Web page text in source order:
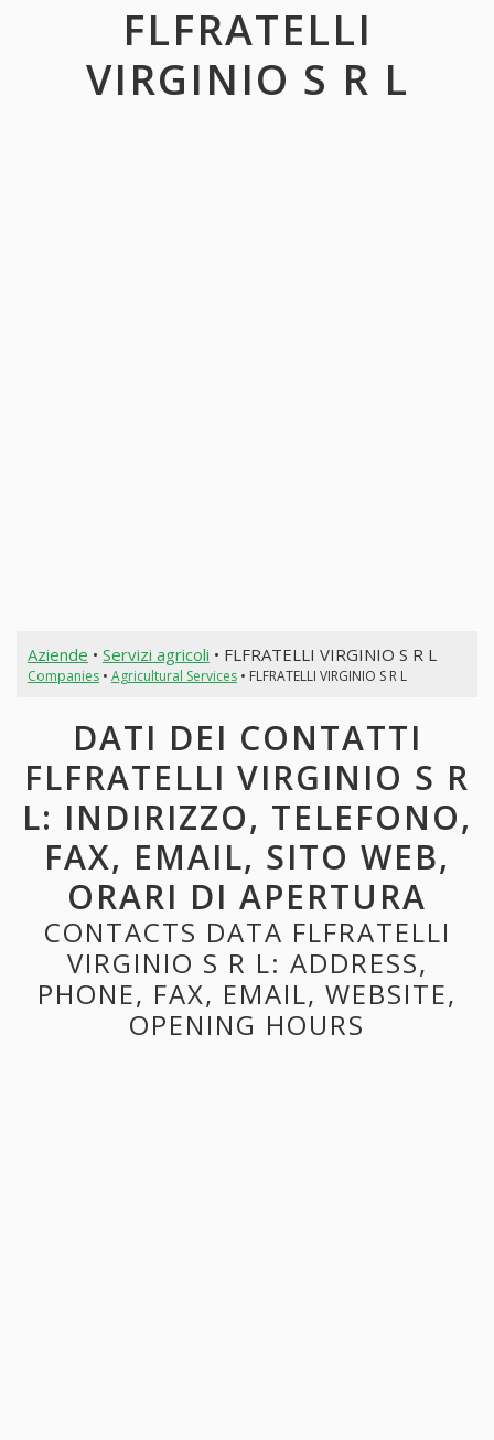
FLFRATELLI
VIRGINIO S R L
Aziende • Servizi agricoli • FLFRATELLI VIRGINIO S R L
Companies• Agricultural Services• FLFRATELLI VIRGINIO S R L
DATI DEI CONTATTI
FLFRATELLI VIRGINIO S R
L: INDIRIZZO, TELEFONO,
FAX, EMAIL, SITO WEB,
ORARI DI APERTURA
CONTACTS DATA FLFRATELLI
VIRGINIO S R L: ADDRESS,
PHONE, FAX, EMAIL, WEBSITE,
OPENING HOURS